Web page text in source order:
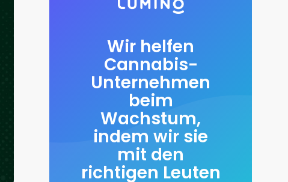
Wir helfen
Cannabis-
Unternehmen
beim
Wachstum,
indem wir sie
mit den
richtigen Leuten